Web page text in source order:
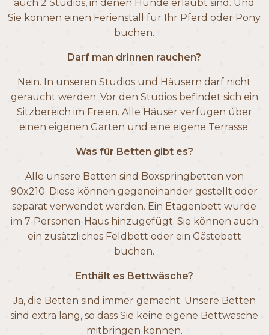
auch 2 Studios, in denen Hunde erlaubt sind. Und
Sie können einen Ferienstall für Ihr Pferd oder Pony
buchen.
Darf man drinnen rauchen?
Nein. In unseren Studios und Häusern darf nicht
geraucht werden. Vor den Studios befindet sich ein
Sitzbereich im Freien. Alle Häuser verfügen über
einen eigenen Garten und eine eigene Terrasse.
Was für Betten gibt es?
Alle unsere Betten sind Boxspringbetten von
90x210. Diese können gegeneinander gestellt oder
separat verwendet werden. Ein Etagenbett wurde
im 7-Personen-Haus hinzugefügt. Sie können auch
ein zusätzliches Feldbett oder ein Gästebett
buchen.
Enthält es Bettwäsche?
Ja, die Betten sind immer gemacht. Unsere Betten
sind extra lang, so dass Sie keine eigene Bettwäsche
mitbringen können.